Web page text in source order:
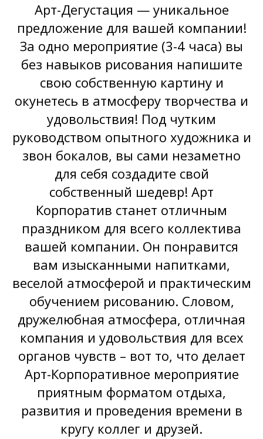
Арт-Дегустация — уникальное
предложение для вашей компании!
За одно мероприятие (3-4 часа) вы
без навыков рисования напишите
свою собственную картину и
окунетесь в атмосферу творчества и
удовольствия! Под чутким
руководством опытного художника и
звон бокалов, вы сами незаметно
для себя создадите свой
собственный шедевр! Арт
Корпоратив станет отличным
праздником для всего коллектива
вашей компании. Он понравится
вам изысканными напитками,
веселой атмосферой и практическим
обучением рисованию. Словом,
дружелюбная атмосфера, отличная
компания и удовольствия для всех
органов чувств – вот то, что делает
Арт-Корпоративное мероприятие
приятным форматом отдыха,
развития и проведения времени в
кругу коллег и друзей.